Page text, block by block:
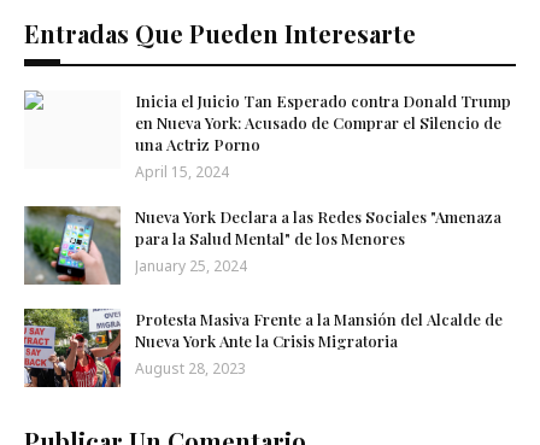
Entradas Que Pueden Interesarte
Inicia el Juicio Tan Esperado contra Donald Trump
en Nueva York: Acusado de Comprar el Silencio de
una Actriz Porno
April 15, 2024
Nueva York Declara a las Redes Sociales "Amenaza
para la Salud Mental" de los Menores
January 25, 2024
Protesta Masiva Frente a la Mansión del Alcalde de
Nueva York Ante la Crisis Migratoria
August 28, 2023